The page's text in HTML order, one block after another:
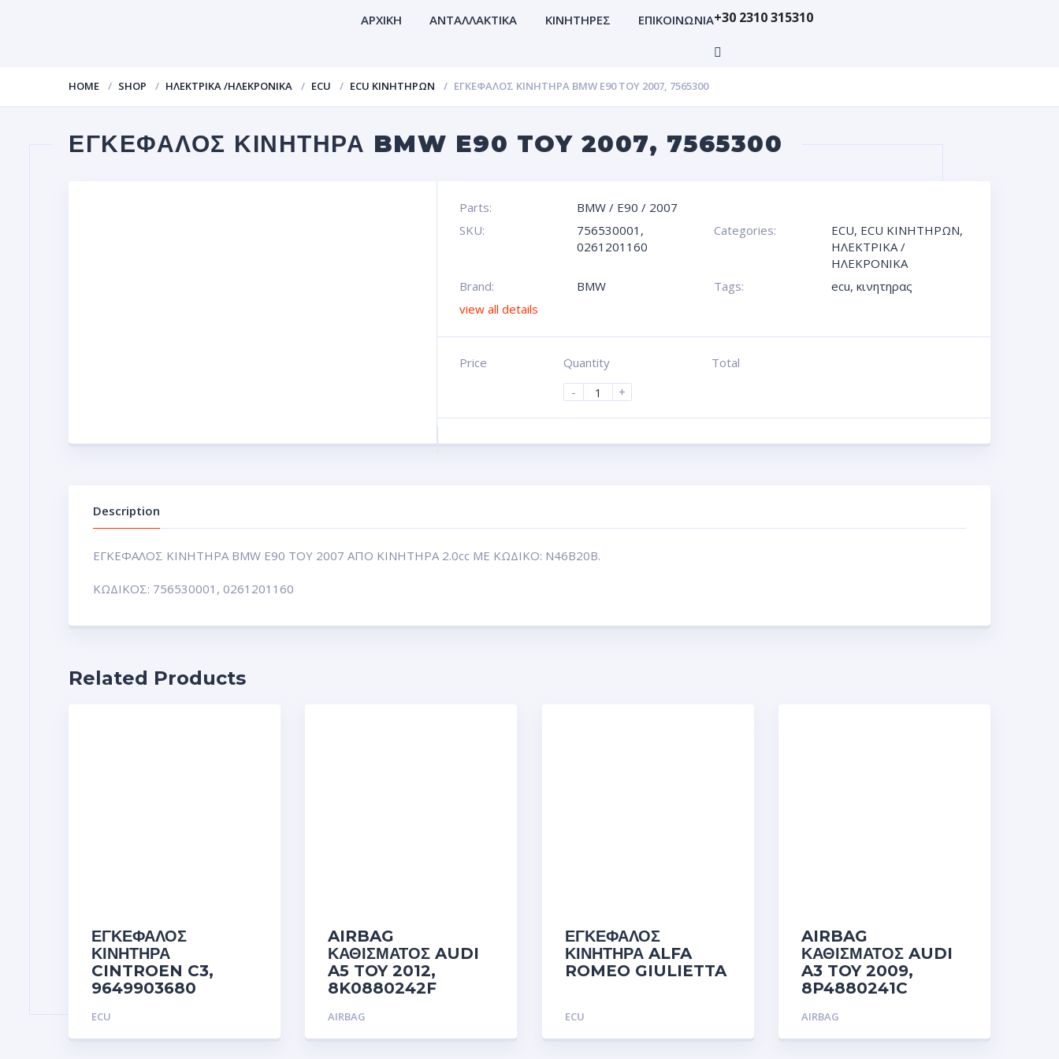
ΑΡΧΙΚΗ ΑΝΤΑΛΛΑΚΤΙΚΑ ΚΙΝΗΤΗΡΕΣ ΕΠΙΚΟΙΝΩΝΙΑ+30 2310 315310
HOME SHOP ΗΛΕΚΤΡΙΚΑ /ΗΛΕΚΡΟΝΙΚΑ ECU ECU ΚΙΝΗΤΗΡΩΝ ΕΓΚΕΦΑΛΟΣ ΚΙΝΗΤΗΡΑ BMW E90 TOY 2007, 7565300
ΕΓΚΕΦΑΛΟΣ ΚΙΝΗΤΗΡΑ BMW E90 TOY 2007, 7565300
Parts: BMW/ E90 / 2007
SKU:
756530001,
0261201160
Categories: ECU, ECU ΚΙΝΗΤΗΡΩΝ,
ΗΛΕΚΤΡΙΚΑ /
ΗΛΕΚΡΟΝΙΚΑ
Brand:
BMW Tags: ecu, κινητηρας
view all details
Price
Quantity
-
+
Total
Description
ΕΓΚΕΦΑΛΟΣ ΚΙΝΗΤΗΡΑ BMW E90 TOY 2007 ΑΠΟ ΚΙΝΗΤΗΡΑ 2.0cc ΜΕ ΚΩΔΙΚΟ: N46B20B.
ΚΩΔΙΚΟΣ: 756530001, 0261201160
Related Products
ΕΓΚΕΦΑΛΟΣ
ΚΙΝΗΤΗΡΑ
CINTROEN C3,
9649903680
ECU
AIRBAG
ΚΑΘΙΣΜΑΤΟΣ AUDI
A5 TOY 2012,
8K0880242F
AIRBAG
ΕΓΚΕΦΑΛΟΣ
ΚΙΝΗΤΗΡΑ ALFA
ROMEO GIULIETTA
ECU
AIRBAG
ΚΑΘΙΣΜΑΤΟΣ AUDI
A3 TOY 2009,
8P4880241C
AIRBAG